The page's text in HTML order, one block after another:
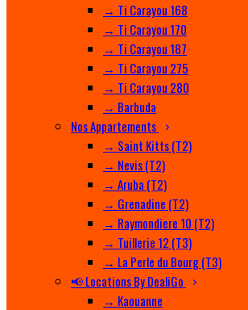
→ Ti Carayou 168
→ Ti Carayou 170
→ Ti Carayou 187
→ Ti Carayou 275
→ Ti Carayou 280
→ Barbuda
Nos Appartements
→ Saint Kitts (T2)
→ Nevis (T2)
→ Aruba (T2)
→ Grenadine (T2)
→ Raymondiere 10 (T2)
→ Tuillerie 12 (T3)
→ La Perle du Bourg (T3)
📢 Locations By DealiGo
→ Kaouanne